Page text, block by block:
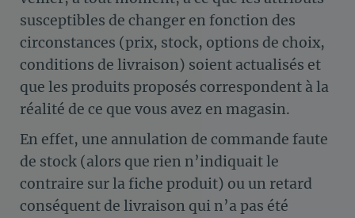
susceptibles de changer en fonction des
circonstances (prix, stock, options de choix,
conditions de livraison) soient actualisés et
que les produits proposés correspondent à la
réalité de ce que vous avez en magasin.
En effet, une annulation de commande faute
de stock (alors que rien n’indiquait le
contraire sur la fiche produit) ou un retard
conséquent de livraison qui n’a pas été